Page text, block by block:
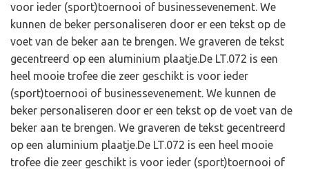
voor ieder (sport)toernooi of businessevenement. We
kunnen de beker personaliseren door er een tekst op de
voet van de beker aan te brengen. We graveren de tekst
gecentreerd op een aluminium plaatje.De LT.072 is een
heel mooie trofee die zeer geschikt is voor ieder
(sport)toernooi of businessevenement. We kunnen de
beker personaliseren door er een tekst op de voet van de
beker aan te brengen. We graveren de tekst gecentreerd
op een aluminium plaatje.De LT.072 is een heel mooie
trofee die zeer geschikt is voor ieder (sport)toernooi of